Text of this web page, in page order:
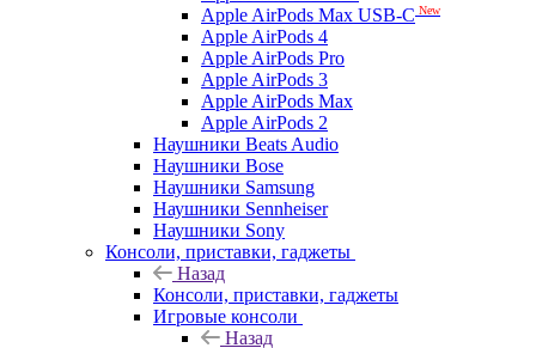
Apple AirPods Max USB-C New
Apple AirPods 4
Apple AirPods Pro
Apple AirPods 3
Apple AirPods Max
Apple AirPods 2
Наушники Beats Audio
Наушники Bose
Наушники Samsung
Наушники Sennheiser
Наушники Sony
Консоли, приставки, гаджеты
Назад
Консоли, приставки, гаджеты
Игровые консоли
Назад